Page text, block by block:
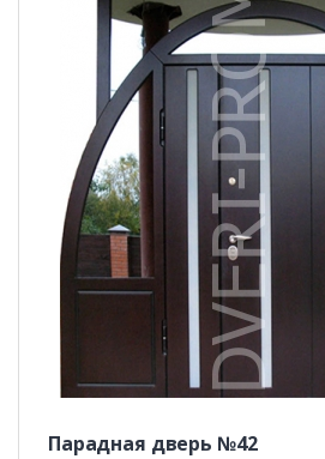
Парадная дверь №42